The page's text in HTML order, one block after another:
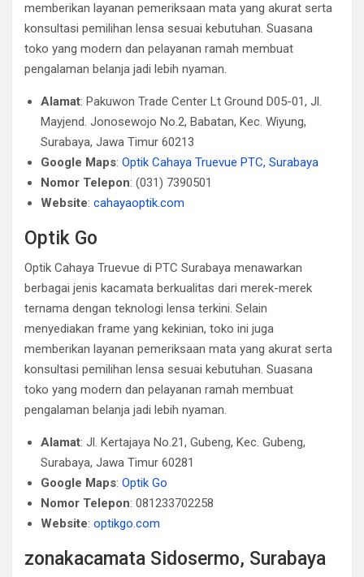
memberikan layanan pemeriksaan mata yang akurat serta
konsultasi pemilihan lensa sesuai kebutuhan. Suasana
toko yang modern dan pelayanan ramah membuat
pengalaman belanja jadi lebih nyaman.
Alamat: Pakuwon Trade Center Lt Ground D05-01, Jl.
Mayjend. Jonosewojo No.2, Babatan, Kec. Wiyung,
Surabaya, Jawa Timur 60213
Google Maps: Optik Cahaya Truevue PTC, Surabaya
Nomor Telepon: (031) 7390501
Website: cahayaoptik.com
Optik Go
Optik Cahaya Truevue di PTC Surabaya menawarkan
berbagai jenis kacamata berkualitas dari merek-merek
ternama dengan teknologi lensa terkini. Selain
menyediakan frame yang kekinian, toko ini juga
memberikan layanan pemeriksaan mata yang akurat serta
konsultasi pemilihan lensa sesuai kebutuhan. Suasana
toko yang modern dan pelayanan ramah membuat
pengalaman belanja jadi lebih nyaman.
Alamat: Jl. Kertajaya No.21, Gubeng, Kec. Gubeng,
Surabaya, Jawa Timur 60281
Google Maps: Optik Go
Nomor Telepon: 081233702258
Website: optikgo.com
zonakacamata Sidosermo, Surabaya